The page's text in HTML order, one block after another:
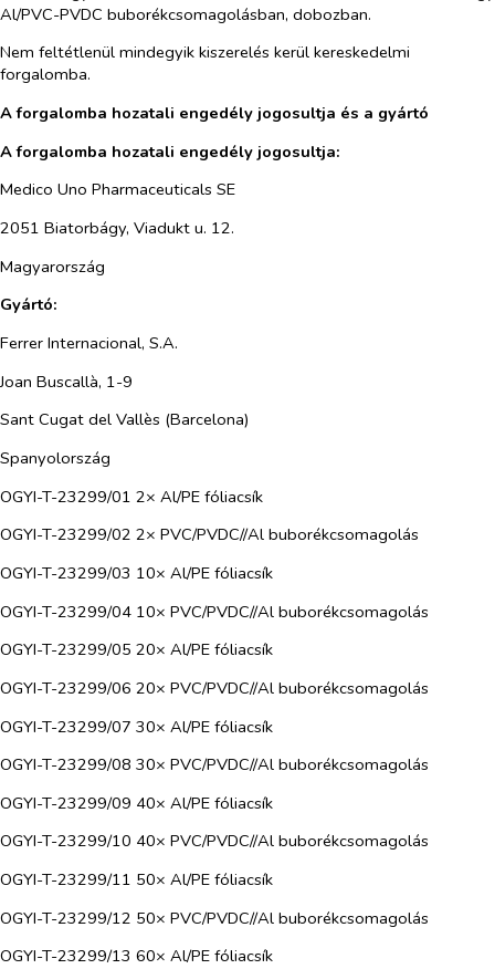
Al/PVC-PVDC buborékcsomagolásban, dobozban.
Nem feltétlenül mindegyik kiszerelés kerül kereskedelmi
forgalomba.
A forgalomba hozatali engedély jogosultja és a gyártó
A forgalomba hozatali engedély jogosultja:
Medico Uno Pharmaceuticals SE
2051 Biatorbágy, Viadukt u. 12.
Magyarország
Gyártó:
Ferrer Internacional, S.A.
Joan Buscallà, 1-9
Sant Cugat del Vallès (Barcelona)
Spanyolország
OGYI-T-23299/01 2× Al/PE fóliacsík
OGYI-T-23299/02 2× PVC/PVDC//Al buborékcsomagolás
OGYI-T-23299/03 10× Al/PE fóliacsík
OGYI-T-23299/04 10× PVC/PVDC//Al buborékcsomagolás
OGYI-T-23299/05 20× Al/PE fóliacsík
OGYI-T-23299/06 20× PVC/PVDC//Al buborékcsomagolás
OGYI-T-23299/07 30× Al/PE fóliacsík
OGYI-T-23299/08 30× PVC/PVDC//Al buborékcsomagolás
OGYI-T-23299/09 40× Al/PE fóliacsík
OGYI-T-23299/10 40× PVC/PVDC//Al buborékcsomagolás
OGYI-T-23299/11 50× Al/PE fóliacsík
OGYI-T-23299/12 50× PVC/PVDC//Al buborékcsomagolás
OGYI-T-23299/13 60× Al/PE fóliacsík